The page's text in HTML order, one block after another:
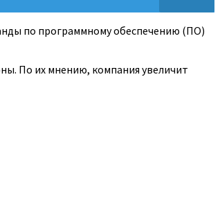
по программному обеспечению (ПО)
По их мнению, компания увеличит